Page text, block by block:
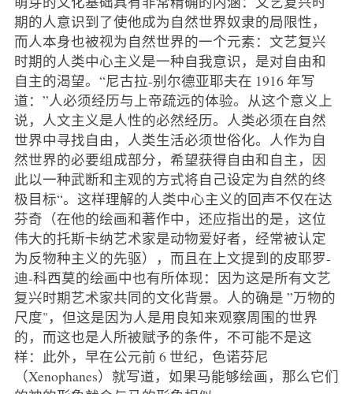
期的人意识到了使他成为自然世界奴隶的局限性，
而人本身也被视为自然世界的一个元素：文艺复兴
时期的人类中心主义是一种自我意识，是对自由和
自主的渴望。“尼古拉-别尔德亚耶夫在 1916 年写
道：”人必须经历与上帝疏远的体验。从这个意义上
说，人文主义是人性的必然经历。人类必须在自然
世界中寻找自由，人类生活必须世俗化。人作为自
然世界的必要组成部分，希望获得自由和自主，因
此以一种武断和主观的方式将自己设定为自然的终
极目标“。这样理解的人类中心主义的回声不仅在达
芬奇（在他的绘画和著作中，还应指出的是，这位
伟大的托斯卡纳艺术家是动物爱好者，经常被认定
为反物种主义的先驱），而且在上文提到的皮耶罗-
迪-科西莫的绘画中也有所体现：因为这是所有文艺
复兴时期艺术家共同的文化背景。人的确是 ”万物的
尺度"，但这是因为人是用良知来观察周围的世界
的，而这也是人所被赋予的条件，不可能不是这
样：此外，早在公元前 6 世纪，色诺芬尼
（Xenophanes）就写道，如果马能够绘画，那么它们